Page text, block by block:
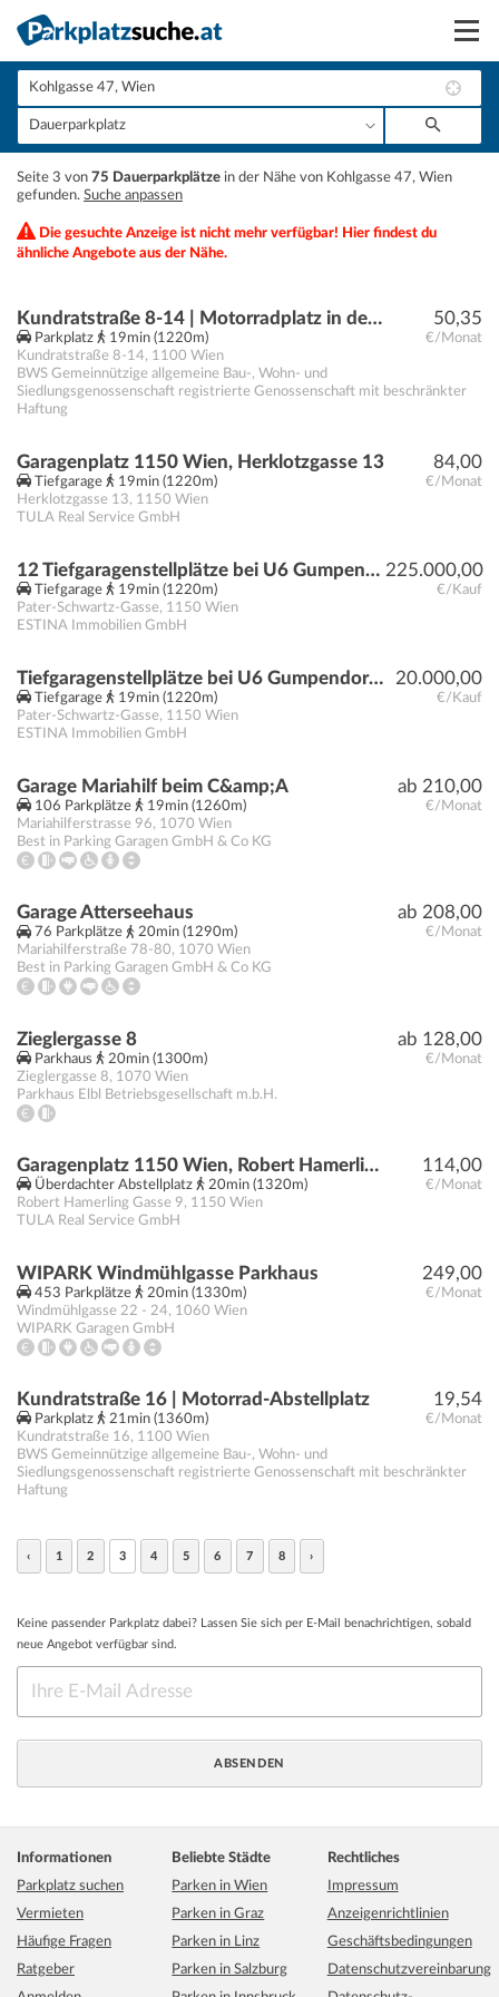
Suchen
Vermieten
Anmelden
Seite 3 von 75 Dauerparkplätze in der Nähe von Kohlgasse 47, Wien
gefunden. Suche anpassen
Die gesuchte Anzeige ist nicht mehr verfügbar! Hier findest du
ähnliche Angebote aus der Nähe.
50,35
€/Monat
Kundratstraße 8-14 | Motorradplatz in der Garage
Parkplatz
19min (1220m)
Kundratstraße 8-14, 1100 Wien
BWS Gemeinnützige allgemeine Bau-, Wohn- und
Siedlungsgenossenschaft registrierte Genossenschaft mit beschränkter
Haftung
84,00
€/Monat
Garagenplatz 1150 Wien, Herklotzgasse 13
Tiefgarage
19min (1220m)
Herklotzgasse 13, 1150 Wien
TULA Real Service GmbH
225.000,00
€/Kauf
12 Tiefgaragenstellplätze bei U6 Gumpendorfer Straße | Baurecht
Tiefgarage
19min (1220m)
Pater-Schwartz-Gasse, 1150 Wien
ESTINA Immobilien GmbH
20.000,00
€/Kauf
Tiefgaragenstellplätze bei U6 Gumpendorfer Straße | Baurecht
Tiefgarage
19min (1220m)
Pater-Schwartz-Gasse, 1150 Wien
ESTINA Immobilien GmbH
ab 210,00
€/Monat
Garage Mariahilf beim C&amp;A
106 Parkplätze
19min (1260m)
Mariahilferstrasse 96, 1070 Wien
Best in Parking Garagen GmbH & Co KG
ab 208,00
€/Monat
Garage Atterseehaus
76 Parkplätze
20min (1290m)
Mariahilferstraße 78-80, 1070 Wien
Best in Parking Garagen GmbH & Co KG
ab 128,00
€/Monat
Zieglergasse 8
Parkhaus
20min (1300m)
Zieglergasse 8, 1070 Wien
Parkhaus Elbl Betriebsgesellschaft m.b.H.
114,00
€/Monat
Garagenplatz 1150 Wien, Robert Hamerling Gasse 9
Überdachter Abstellplatz
20min (1320m)
Robert Hamerling Gasse 9, 1150 Wien
TULA Real Service GmbH
249,00
€/Monat
WIPARK Windmühlgasse Parkhaus
453 Parkplätze
20min (1330m)
Windmühlgasse 22 - 24, 1060 Wien
WIPARK Garagen GmbH
19,54
€/Monat
Kundratstraße 16 | Motorrad-Abstellplatz
Parkplatz
21min (1360m)
Kundratstraße 16, 1100 Wien
BWS Gemeinnützige allgemeine Bau-, Wohn- und
Siedlungsgenossenschaft registrierte Genossenschaft mit beschränkter
Haftung
‹ 1 2 3 4 5 6 7 8 ›
Keine passender Parkplatz dabei? Lassen Sie sich per E-Mail benachrichtigen, sobald
neue Angebot verfügbar sind.
Informationen
Parkplatz suchen
Vermieten
Häufige Fragen
Ratgeber
Beliebte Städte
Parken in Wien
Parken in Graz
Parken in Linz
Parken in Salzburg
Rechtliches
Impressum
Anzeigenrichtlinien
Geschäftsbedingungen
Datenschutzvereinbarung
+
−